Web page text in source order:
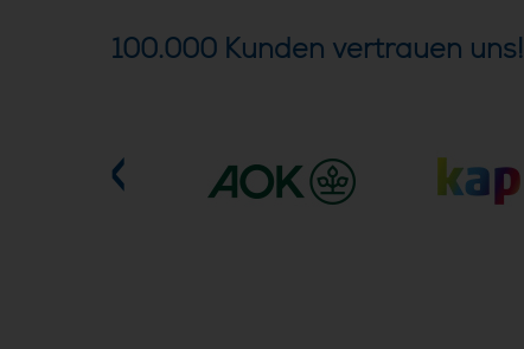
100.000 Kunden vertrauen uns!